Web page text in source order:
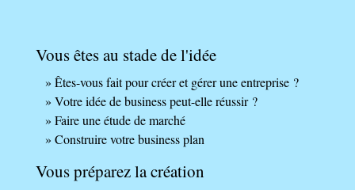
Vous êtes au stade de l'idée
Êtes-vous fait pour créer et gérer une entreprise ?
Votre idée de business peut-elle réussir ?
Faire une étude de marché
Construire votre business plan
Vous préparez la création